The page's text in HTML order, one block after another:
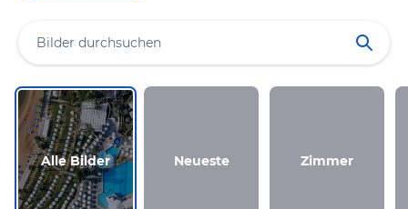
Alle Bilder Neueste Zimmer